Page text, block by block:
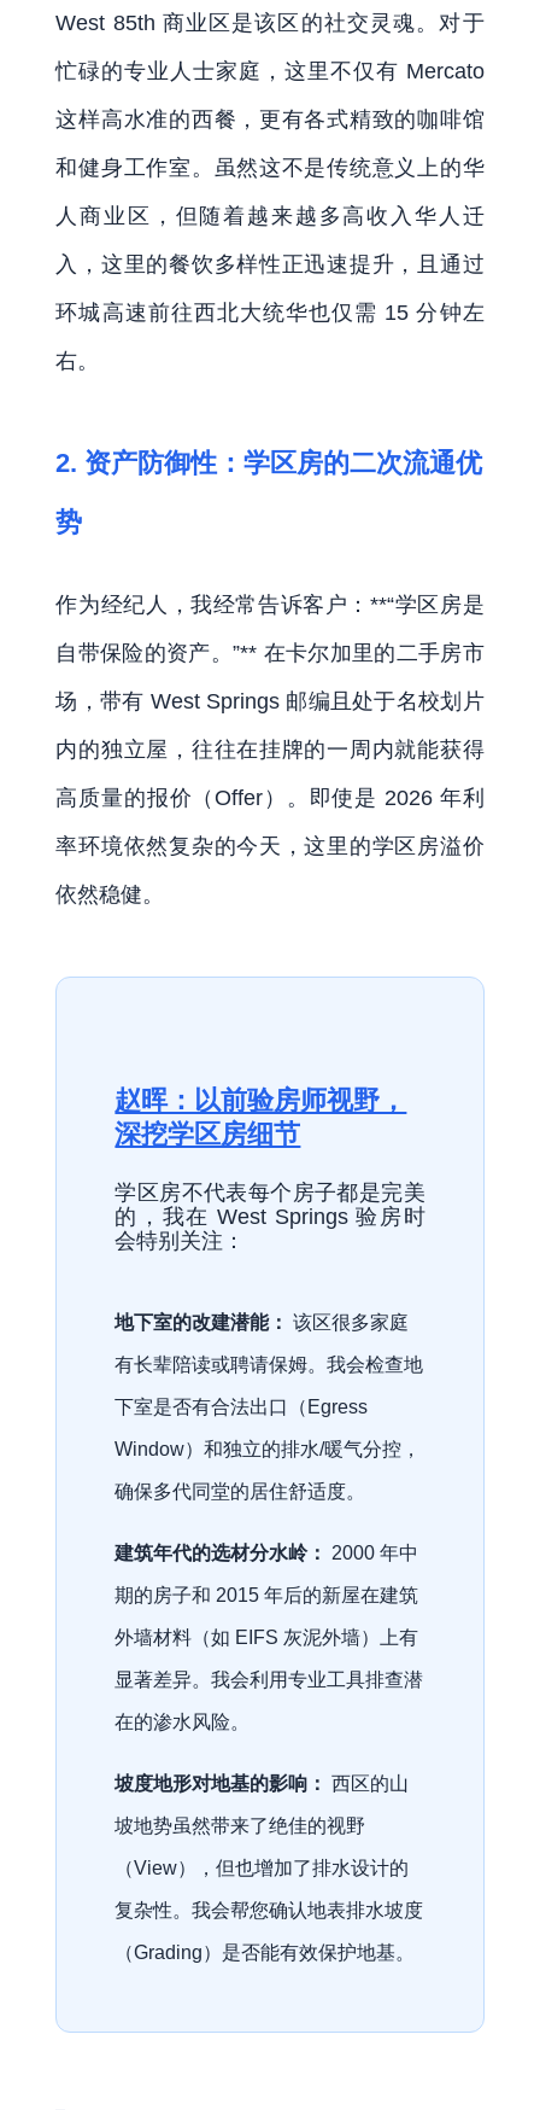
West 85th 商业区是该区的社交灵魂。对于
忙碌的专业人士家庭，这里不仅有 Mercato
这样高水准的西餐，更有各式精致的咖啡馆
和健身工作室。虽然这不是传统意义上的华
人商业区，但随着越来越多高收入华人迁
入，这里的餐饮多样性正迅速提升，且通过
环城高速前往西北大统华也仅需 15 分钟左
右。
2. 资产防御性：学区房的二次流通优
势
作为经纪人，我经常告诉客户：**“学区房是
自带保险的资产。”** 在卡尔加里的二手房市
场，带有 West Springs 邮编且处于名校划片
内的独立屋，往往在挂牌的一周内就能获得
高质量的报价（Offer）。即使是 2026 年利
率环境依然复杂的今天，这里的学区房溢价
依然稳健。
赵晖：以前验房师视野，
深挖学区房细节
学区房不代表每个房子都是完美
的，我在 West Springs 验房时
会特别关注：
地下室的改建潜能： 该区很多家庭
有长辈陪读或聘请保姆。我会检查地
下室是否有合法出口（Egress
Window）和独立的排水/暖气分控，
确保多代同堂的居住舒适度。
建筑年代的选材分水岭： 2000 年中
期的房子和 2015 年后的新屋在建筑
外墙材料（如 EIFS 灰泥外墙）上有
显著差异。我会利用专业工具排查潜
在的渗水风险。
坡度地形对地基的影响： 西区的山
坡地势虽然带来了绝佳的视野
（View），但也增加了排水设计的
复杂性。我会帮您确认地表排水坡度
（Grading）是否能有效保护地基。